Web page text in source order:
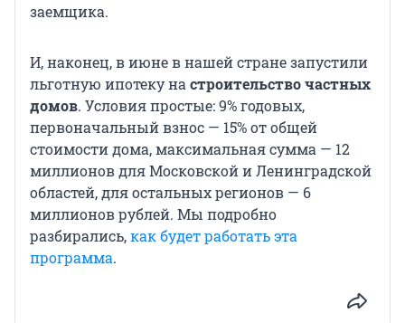
заемщика.
И, наконец, в июне в нашей стране запустили
льготную ипотеку на строительство частных
домов. Условия простые: 9% годовых,
первоначальный взнос — 15% от общей
стоимости дома, максимальная сумма — 12
миллионов для Московской и Ленинградской
областей, для остальных регионов — 6
миллионов рублей. Мы подробно
разбирались,как будет работать эта
программа.